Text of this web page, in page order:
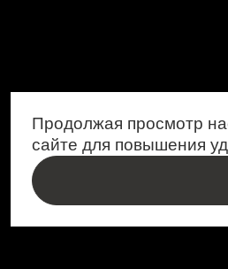
Продолжая просмотр
сайте для повышения